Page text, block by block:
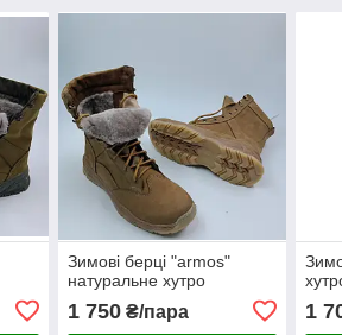
Зимові берці "armos"
натуральне хутро
1 750₴/пара 1